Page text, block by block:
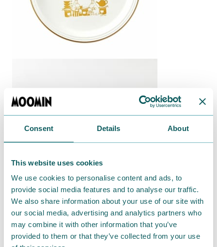
Consent Details About
This website uses cookies
We use cookies to personalise content and ads, to
provide social media features and to analyse our traffic.
We also share information about your use of our site with
our social media, advertising and analytics partners who
may combine it with other information that you’ve
provided to them or that they’ve collected from your use
仕切り付きプレートはワンプレートごはんにぴった
り！